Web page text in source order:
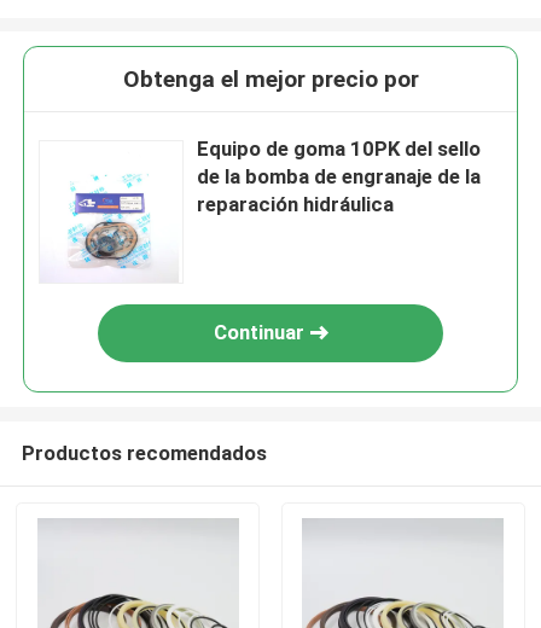
Obtenga el mejor precio por
Equipo de goma 10PK del sello
de la bomba de engranaje de la
reparación hidráulica
Continuar
Productos recomendados